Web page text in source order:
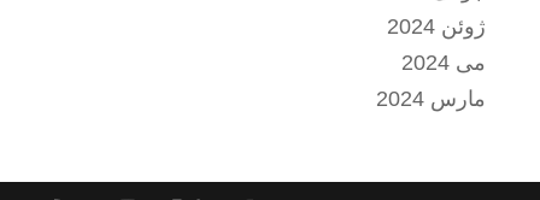
ژوئن 2024
می 2024
مارس 2024